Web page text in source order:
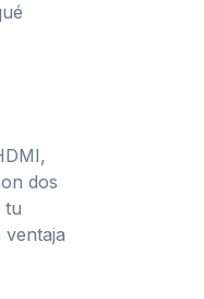
dos
tu